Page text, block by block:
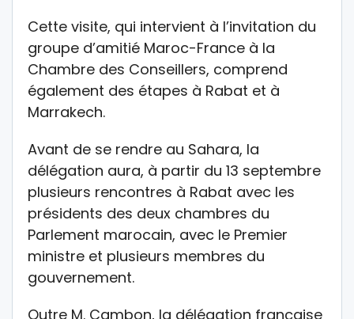
Cette visite, qui intervient à l’invitation du
groupe d’amitié Maroc-France à la
Chambre des Conseillers, comprend
également des étapes à Rabat et à
Marrakech.
Avant de se rendre au Sahara, la
délégation aura, à partir du 13 septembre
plusieurs rencontres à Rabat avec les
présidents des deux chambres du
Parlement marocain, avec le Premier
ministre et plusieurs membres du
gouvernement.
Outre M. Cambon, la délégation française